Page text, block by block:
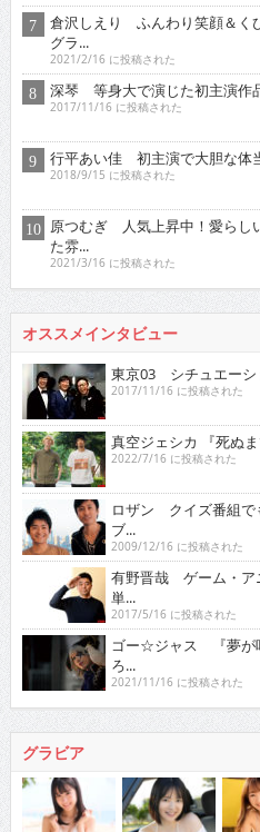
倉沢しえり ふんわり笑顔＆く
グラ...
2021/2/16 に投稿された
深琴 等身大で演じた初主演作
2017/11/16 に投稿された
行平あい佳 初主演で大胆な体
2018/9/15 に投稿された
原つむぎ 人気上昇中！愛らし
た雰...
2021/3/16 に投稿された
オススメインタビュー
東京03 シチュエーシ
2017/11/16 に投稿された
真空ジェシカ 『死ぬ
2022/7/16 に投稿された
ロザン クイズ番組で
ブ...
2009/12/16 に投稿された
有野晋哉 ゲーム・ア
単...
2017/5/16 に投稿された
ゴー☆ジャス 『夢が
ろ...
2021/11/16 に投稿された
グラビア